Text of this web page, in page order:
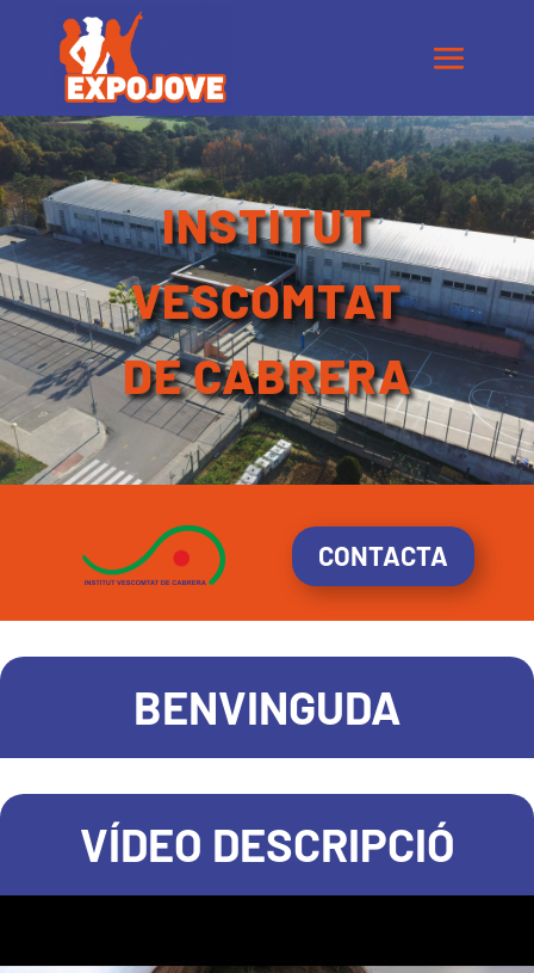
INSTITUT
VESCOMTAT
DE CABRERA
CONTACTA
BENVINGUDA
VÍDEO DESCRIPCIÓ